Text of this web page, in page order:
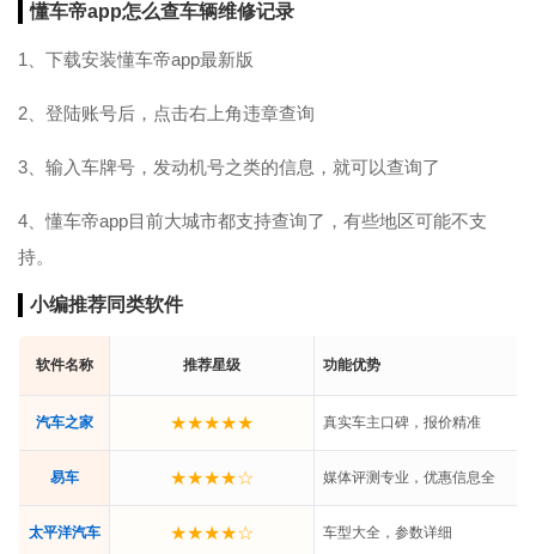
懂车帝app怎么查车辆维修记录
1、下载安装懂车帝app最新版
2、登陆账号后，点击右上角违章查询
3、输入车牌号，发动机号之类的信息，就可以查询了
4、懂车帝app目前大城市都支持查询了，有些地区可能不支
持。
小编推荐同类软件
软件名称 推荐星级 功能优势
汽车之家 ★★★★★ 真实车主口碑，报价精准
易车 ★★★★☆ 媒体评测专业，优惠信息全
太平洋汽车 ★★★★☆ 车型大全，参数详细